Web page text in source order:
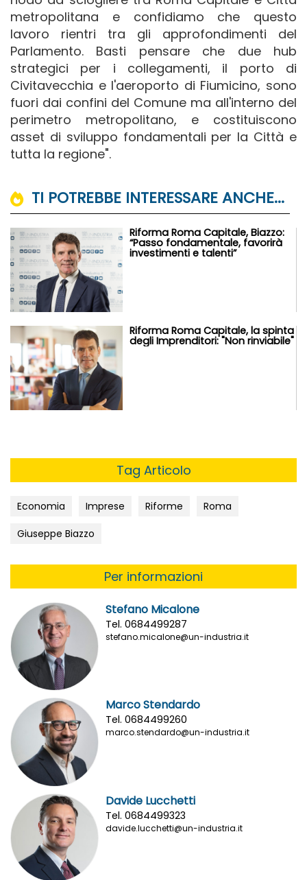
metropolitana e confidiamo che questo
lavoro rientri tra gli approfondimenti del
Parlamento. Basti pensare che due hub
strategici per i collegamenti, il porto di
Civitavecchia e l'aeroporto di Fiumicino, sono
fuori dai confini del Comune ma all'interno del
perimetro metropolitano, e costituiscono
asset di sviluppo fondamentali per la Città e
tutta la regione".
TI POTREBBE INTERESSARE ANCHE...
Riforma Roma Capitale, Biazzo:
“Passo fondamentale, favorirà
investimenti e talenti”
Riforma Roma Capitale, la spinta
degli Imprenditori: "Non rinviabile"
Tag Articolo
Economia Imprese Riforme
Roma
Giuseppe Biazzo
Per informazioni
Stefano Micalone
Tel. 0684499287
stefano.micalone@un-industria.it
Marco Stendardo
Tel. 0684499260
marco.stendardo@un-industria.it
Davide Lucchetti
Tel. 0684499323
davide.lucchetti@un-industria.it